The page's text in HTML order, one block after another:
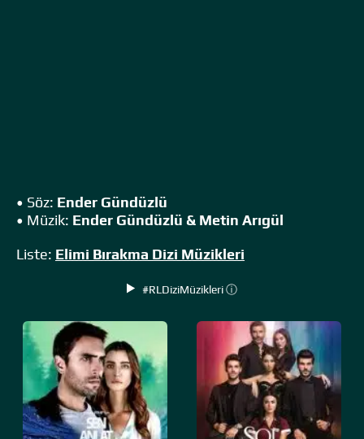
• Söz: Ender Gündüzlü
• Müzik: Ender Gündüzlü & Metin Arıgül
Liste: Elimi Bırakma Dizi Müzikleri
#RLDiziMüzikleri ⓘ